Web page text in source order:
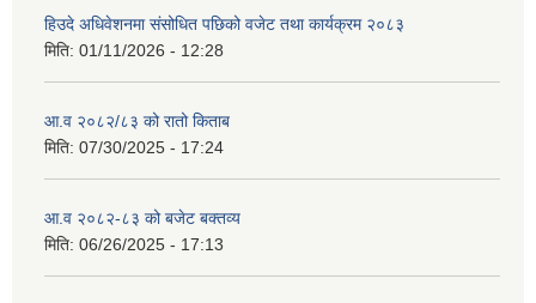
हिउदे अधिवेशनमा संसोधित पछिको वजेट तथा कार्यक्रम २०८३
मिति: 01/11/2026 - 12:28
आ.व २०८२/८३ को रातो किताब
मिति: 07/30/2025 - 17:24
आ.व २०८२-८३ को बजेट बक्तव्य
मिति: 06/26/2025 - 17:13